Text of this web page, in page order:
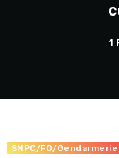
1
SNPC/FO/Gendarmerie